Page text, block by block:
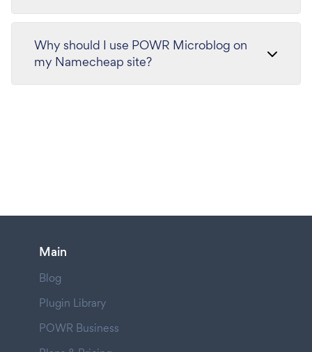
Why should I use POWR Microblog on
my Namecheap site?
Main
Blog
Plugin Library
POWR Business